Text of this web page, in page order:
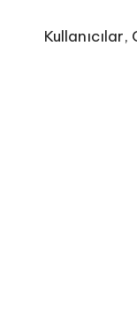
N
Kullanıcılar,